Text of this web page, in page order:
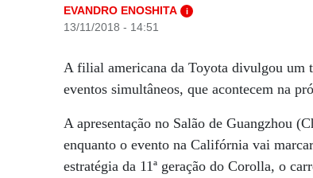
EVANDRO ENOSHITA i
13/11/2018 - 14:51
A filial americana da Toyota divulgou um
eventos simultâneos, que acontecem na
A apresentação no Salão de Guangzhou
enquanto o evento na Califórnia vai
estratégia da 11ª geração do Corolla, o